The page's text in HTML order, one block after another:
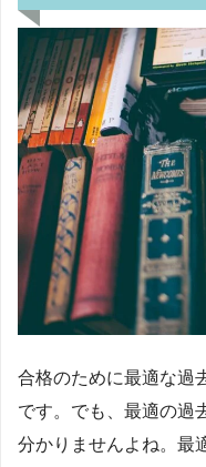
合格のために最適な過
です。でも、最適の過
分かりませんよね。最